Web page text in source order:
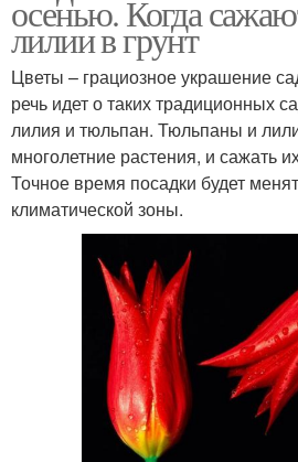
осенью. Когда
лилии в грунт
Цветы – грациозное украшение
речь идет о таких традиционных
лилия и тюльпан. Тюльпаны и
многолетние растения, и сажать
Точное время посадки будет
климатической зоны.